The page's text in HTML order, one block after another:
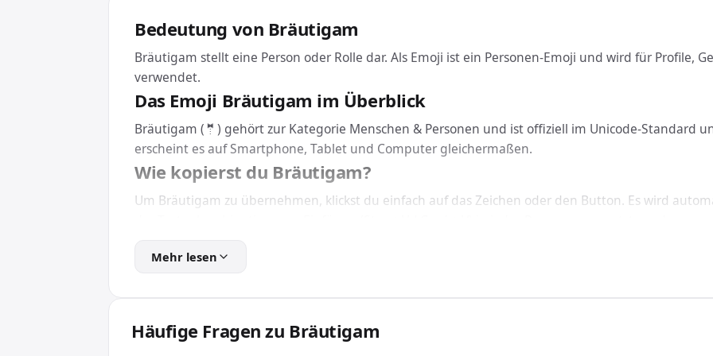
Bedeutung von Bräutigam
Bräutigam stellt eine Person oder Rolle dar. Als Emoji ist ein Personen-Emoji und wird für Profile,
verwendet.
Das Emoji Bräutigam im Überblick
Bräutigam (🤵) gehört zur Kategorie Menschen & Personen und ist offiziell im Unicode-Standard
erscheint es auf Smartphone, Tablet und Computer gleichermaßen.
Wie kopierst du Bräutigam?
Um Bräutigam zu übernehmen, klickst du einfach auf das Zeichen oder den Button. Es wird
Eine Installation brauchst du dafür nicht: Bräutigam funktioniert geräteübergreifend auf Windows,
wird das Emoji unabhängig von der installierten Schriftart korrekt dargestellt.
Wofür wird Bräutigam verwendet?
Mehr lesen
Häufige Fragen zu Bräutigam